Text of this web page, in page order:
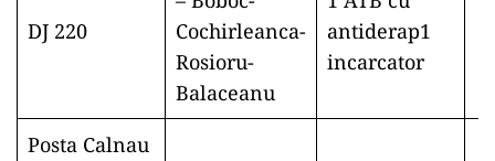
DJ 220
Cochirleanca-
Rosioru-
Balaceanu
antiderap1
incarcator
Posta Calnau